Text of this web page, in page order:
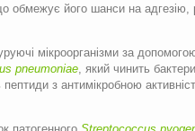
обмежує його шанси на
мікроорганізми за
pneumoniae , який чинить
з антимікробною
патогенного Streptococcus